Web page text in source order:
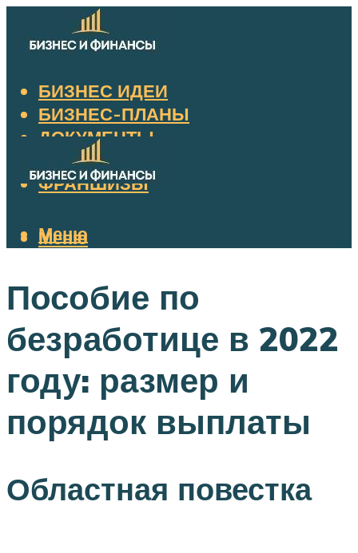
БИЗНЕС ИДЕИ
БИЗНЕС-ПЛАНЫ
ДОКУМЕНТЫ
НАЛОГИ
ФРАНШИЗЫ
Меню
Меню
Пособие по
безработице в 2022
году: размер и
порядок выплаты
Областная повестка